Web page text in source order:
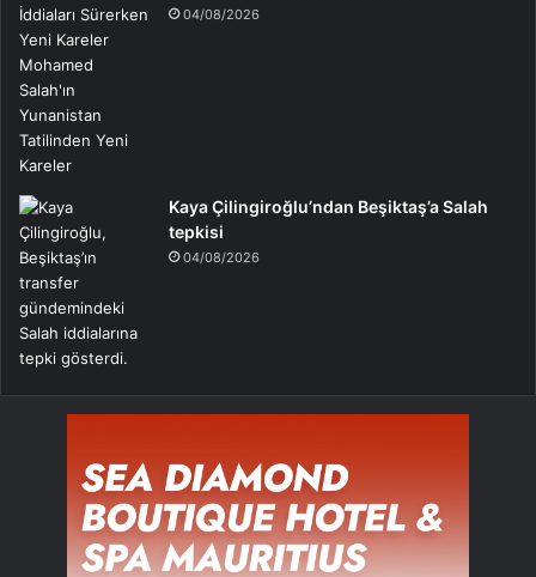
04/08/2026
Kaya Çilingiroğlu’ndan Beşiktaş’a Salah
tepkisi
04/08/2026